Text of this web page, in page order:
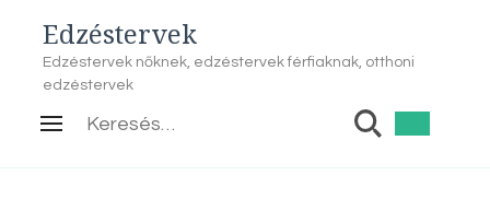
Edzéstervek
Edzéstervek nőknek, edzéstervek férfiaknak, otthoni
edzéstervek
Keresés: